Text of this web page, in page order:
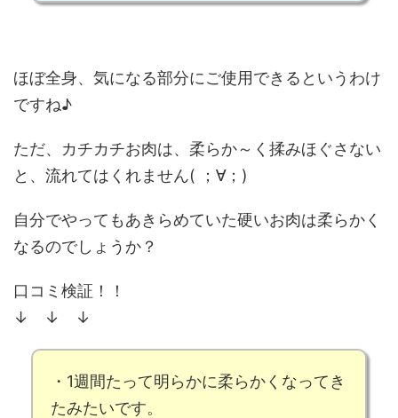
ほぼ全身、気になる部分にご使用できるというわけ
ですね♪
ただ、カチカチお肉は、柔らか～く揉みほぐさない
と、流れてはくれません( ；∀；)
自分でやってもあきらめていた硬いお肉は柔らかく
なるのでしょうか？
口コミ検証！！
↓ ↓ ↓
・ 1週間たって明らかに柔らかくなってき
たみたいです。